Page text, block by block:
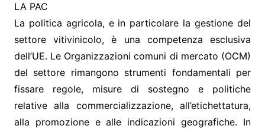
LA PAC
La politica agricola, e in particolare la gestione del
settore vitivinicolo, è una competenza esclusiva
dell’UE. Le Organizzazioni comuni di mercato (OCM)
del settore rimangono strumenti fondamentali per
fissare regole, misure di sostegno e politiche
relative alla commercializzazione, all’etichettatura,
alla promozione e alle indicazioni geografiche. In